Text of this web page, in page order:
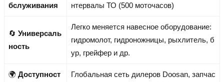
бслуживания
нтервалы ТО (500 моточасов)
🔄 Универсаль
ность
Легко меняется навесное оборудование:
гидромолот, гидроножницы, рыхлитель, б
ур, грейфер и др.
🌍 Доступност
Глобальная сеть дилеров Doosan, запчас